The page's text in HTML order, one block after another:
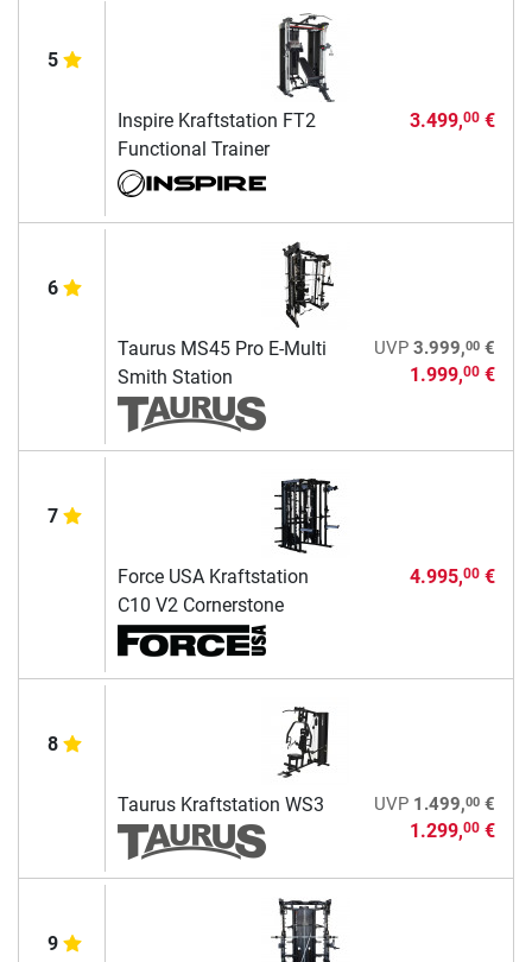
5
Inspire Kraftstation FT2
Functional Trainer
3.499,00€
6
Taurus MS45 Pro E-Multi
Smith Station
UVP 3.999,00€
1.999,00€
7
Force USA Kraftstation
C10 V2 Cornerstone
4.995,00€
8
Taurus Kraftstation WS3 UVP 1.499,00€
1.299,00€
9